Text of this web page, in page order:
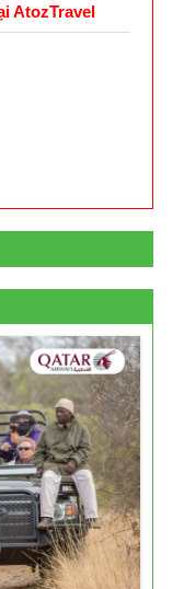
AtozTravel